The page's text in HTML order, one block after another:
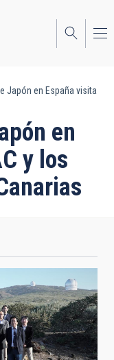
Japón en España visita
en
y los